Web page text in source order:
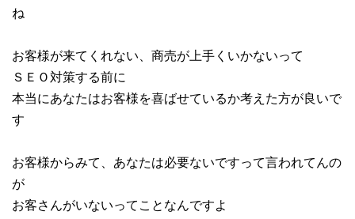
ね
お客様が来てくれない、商売が上手くいかないって
ＳＥＯ対策する前に
本当にあなたはお客様を喜ばせているか考えた方が良いで
す
お客様からみて、あなたは必要ないですって言われてんの
が
お客さんがいないってことなんですよ